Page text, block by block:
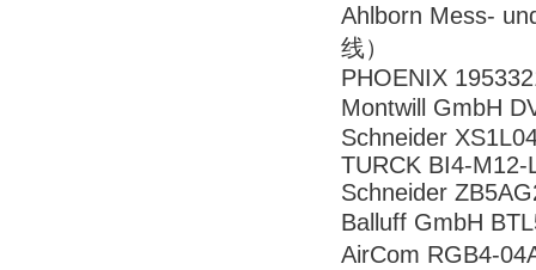
Ahlborn Mess-
线）
PHOENIX
Montwill GmbH
Schneider
TURCK BI4-M12-
Schneider
Balluff GmbH
AirCom RGB4-